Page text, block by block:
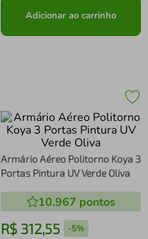
Adicionar ao carrinho
Armário Aéreo Politorno Koya 3
Portas Pintura UV Verde Oliva
10.967 pontos
R$ 312,55 -5%